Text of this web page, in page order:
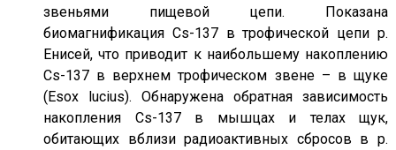
звеньями пищевой цепи. Показана
биомагнификация Cs-137 в трофической цепи р.
Енисей, что приводит к наибольшему накоплению
Cs-137 в верхнем трофическом звене – в щуке
(Esox lucius). Обнаружена обратная зависимость
накопления Cs-137 в мышцах и телах щук,
обитающих вблизи радиоактивных сбросов в р.